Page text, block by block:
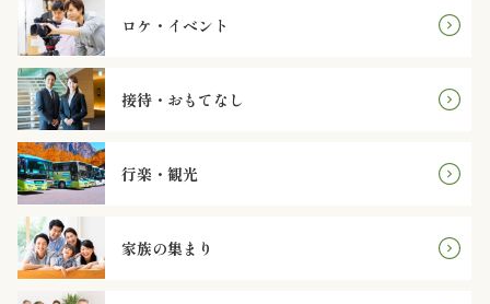
8,000
円
～
鮨
八
ロケ・イベント
接待・おもてなし
行楽・観光
家族の集まり